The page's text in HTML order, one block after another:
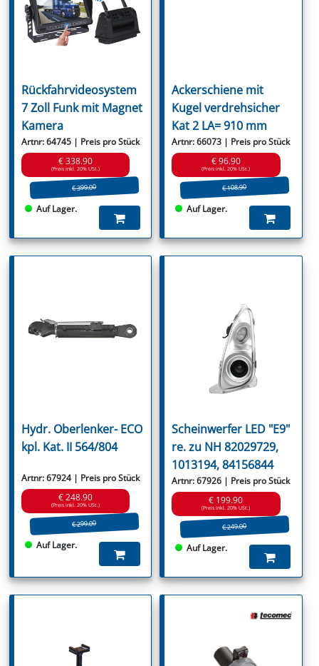
Rückfahrvideosystem
7 Zoll Funk mit Magnet
Kamera
Artnr: 64745 | Preis pro Stück
€ 338.90
(Preis inkl. 20% USt.)
€ 399.00
Auf Lager.
Ackerschiene mit
Kugel verdrehsicher
Kat 2 LA= 910 mm
Artnr: 66073 | Preis pro Stück
€ 96.90
(Preis inkl. 20% USt.)
€ 108.90
Auf Lager.
Hydr. Oberlenker- ECO
kpl. Kat. II 564/804
Artnr: 67924 | Preis pro Stück
€ 248.90
(Preis inkl. 20% USt.)
€ 299.00
Auf Lager.
Scheinwerfer LED "E9"
re. zu NH 82029729,
1013194, 84156844
Artnr: 67926 | Preis pro Stück
€ 199.90
(Preis inkl. 20% USt.)
€ 249.00
Auf Lager.